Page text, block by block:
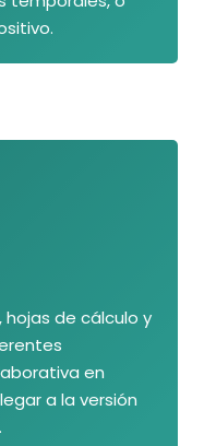
de cálculo y
en
a la versión